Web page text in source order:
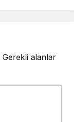
Gerekli alanlar